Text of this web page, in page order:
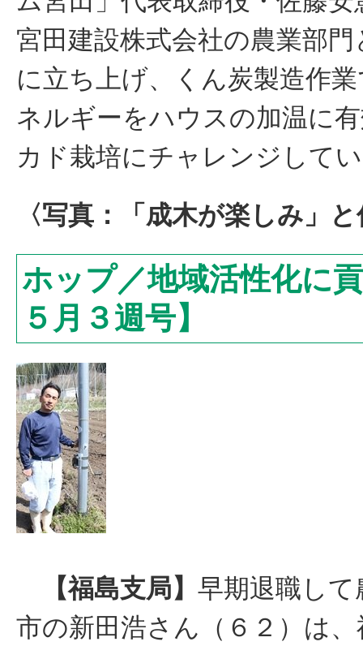
宮田建設株式会社の農業部
に立ち上げ、くん炭製造作
ネルギーをハウスの加温に
カド栽培にチャレンジして
〈写真：「成木が楽しみ」
ホップ／地域活性化に
５月３週号】
【福島支局】 早期退職し
市の新田浩さん（６２）は